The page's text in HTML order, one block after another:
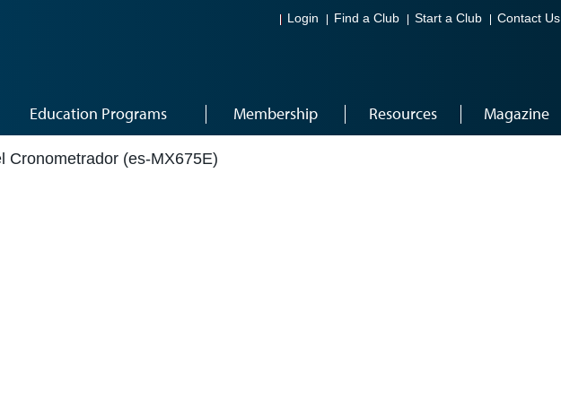
Login Find a Club Start a Club Contact Us
Education Programs Membership Resources Magazine
Cronometrador (es-MX675E)